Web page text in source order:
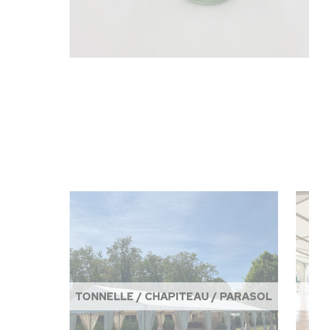
TONNELLE / CHAPITEAU / PARASOL